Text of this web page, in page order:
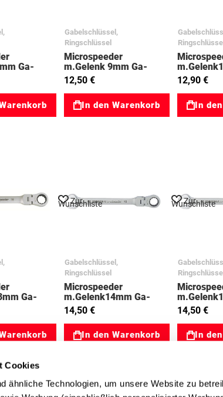
Cookies
ähnliche Technologien, um unsere Website zu
Ga-
Gabelschlüssel,
Ringschlüssel
Microspeeder
m.Gelenk 9mm Ga-
Ringratsche 03023046
12,50 €
In den Warenkorb
Ringschlüssel
12,90 €
In
Ga-
Zur
Wunschliste
Gabelschlüssel,
Ringschlüssel
Microspeeder
m.Gelenk14mm Ga-
Ringratsche 03023051
14,50 €
In den Warenkorb
Zur
Wunschliste
Ringschlüssel
14,50 €
In